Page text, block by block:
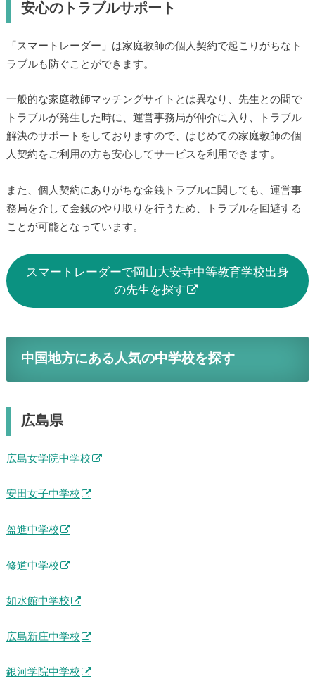
安心のトラブルサポート
「スマートレーダー」は家庭教師の個人契約で起こりがちなト
ラブルも防ぐことができます。
一般的な家庭教師マッチングサイトとは異なり、先生との間で
トラブルが発生した時に、運営事務局が仲介に入り、トラブル
解決のサポートをしておりますので、はじめての家庭教師の個
人契約をご利用の方も安心してサービスを利用できます。
また、個人契約にありがちな金銭トラブルに関しても、運営事
務局を介して金銭のやり取りを行うため、トラブルを回避する
ことが可能となっています。
スマートレーダーで岡山大安寺中等教育学校出身
の先生を探す
中国地方にある人気の中学校を探す
広島県
広島女学院中学校
安田女子中学校
盈進中学校
修道中学校
如水館中学校
広島新庄中学校
銀河学院中学校